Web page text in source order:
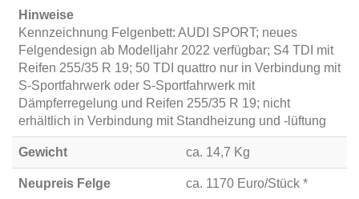
Hinweise
Kennzeichnung Felgenbett: AUDI SPORT; neues
Felgendesign ab Modelljahr 2022 verfügbar; S4 TDI mit
Reifen 255/35 R 19; 50 TDI quattro nur in Verbindung mit
S-Sportfahrwerk oder S-Sportfahrwerk mit
Dämpferregelung und Reifen 255/35 R 19; nicht
erhältlich in Verbindung mit Standheizung und -lüftung
Gewicht ca. 14,7 Kg
Neupreis Felge ca. 1170 Euro/Stück *